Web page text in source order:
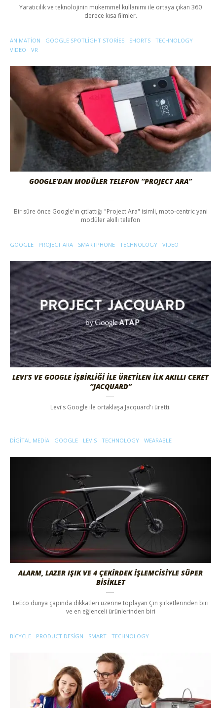
Yaratıcılık ve teknolojinin mükemmel kullanımı ile ortaya çıkan 360
derece kısa filmler.
ANIMATION GOOGLE SPOTLIGHT STORIES SHORTS
TECHNOLOGY
VIDEO
VR
GOOGLE’DAN MODÜLER TELEFON “PROJECT ARA”
Bir süre önce Google'ın çıtlattığı "Project Ara" isimli, moto-centric yani
modüler akıllı telefon
GOOGLE PROJECT ARA SMARTPHONE TECHNOLOGY VIDEO
LEVI’S VE GOOGLE İŞBİRLİĞİ İLE ÜRETİLEN İLK AKILLI CEKET
“JACQUARD”
Levi's Google ile ortaklaşa Jacquard'ı üretti.
DIGITAL MEDIA GOOGLE LEVIS TECHNOLOGY WEARABLE
ALARM, LAZER IŞIK VE 4 ÇEKİRDEK İŞLEMCİSİYLE SÜPER
BİSİKLET
LeEco dünya çapında dikkatleri üzerine toplayan Çin şirketlerinden biri
ve en eğlenceli ürünlerinden biri
BICYCLE PRODUCT DESIGN SMART TECHNOLOGY